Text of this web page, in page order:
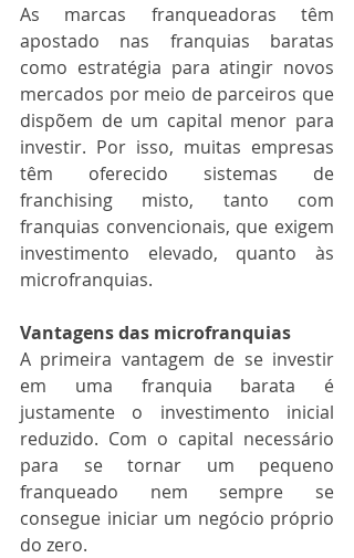
As marcas franqueadoras têm
apostado nas franquias baratas
como estratégia para atingir novos
mercados por meio de parceiros que
dispõem de um capital menor para
investir. Por isso, muitas empresas
têm oferecido sistemas de
franchising misto, tanto com
franquias convencionais, que exigem
investimento elevado, quanto às
microfranquias.
Vantagens das microfranquias
A primeira vantagem de se investir
em uma franquia barata é
justamente o investimento inicial
reduzido. Com o capital necessário
para se tornar um pequeno
franqueado nem sempre se
consegue iniciar um negócio próprio
do zero.